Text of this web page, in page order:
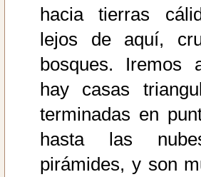
hacia tierras
lejos de aquí,
bosques. Iremos
hay casas
terminadas en
hasta las
pirámides, y son